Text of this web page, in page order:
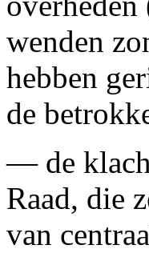
wenden
hebben
de
— de
Raad, die
van